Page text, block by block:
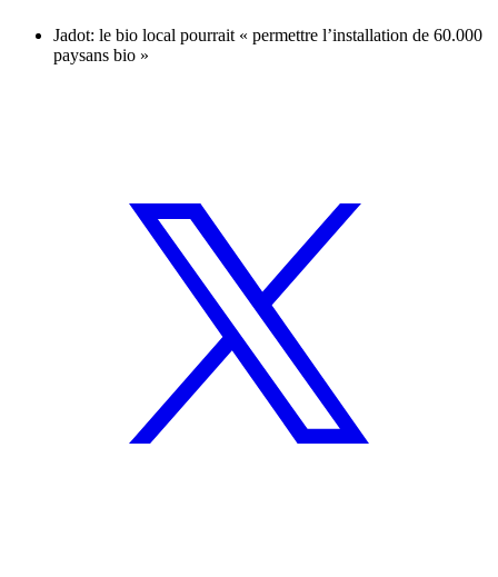
Jadot: le bio local pourrait « permettre l’installation de 60.000
paysans bio »